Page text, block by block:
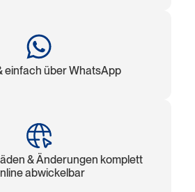
einfach über WhatsApp
& Änderungen komplett
abwickelbar